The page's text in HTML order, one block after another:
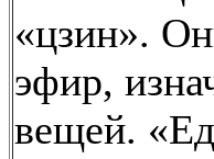
«цзин».
эфир,
вещей.